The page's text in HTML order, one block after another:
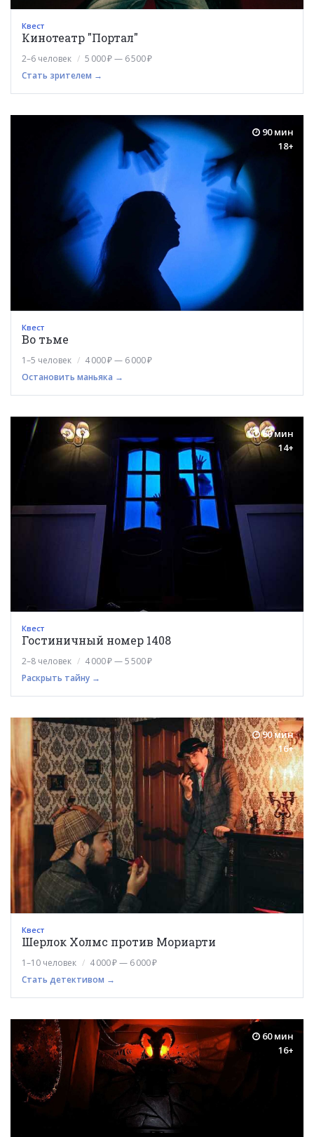
Квест
Кинотеатр "Портал"
2–6 человек
5 000 ₽ — 6 500 ₽
Стать зрителем →
90 мин
18+
Квест
Во тьме
1–5 человек
4 000 ₽ — 6 000 ₽
Остановить маньяка →
60 мин
14+
Квест
Гостиничный номер 1408
2–8 человек
4 000 ₽ — 5 500 ₽
Раскрыть тайну →
90 мин
16+
Квест
Шерлок Холмс против Мориарти
1–10 человек
4 000 ₽ — 6 000 ₽
Стать детективом →
60 мин
16+